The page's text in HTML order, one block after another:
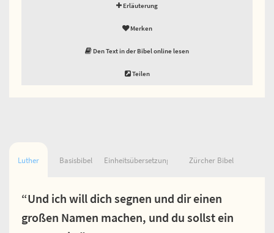
Erläuterung
Merken
Den Text in der Bibel online lesen
Teilen
Luther Basisbibel Einheitsübersetzung Zürcher Bibel
“Und ich will dich segnen und dir einen
großen Namen machen, und du sollst ein